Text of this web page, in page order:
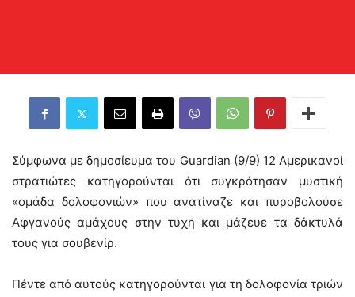
Σύμφωνα με δημοσίευμα του Guardian (9/9) 12 Αμερικανοί
στρατιώτες κατηγορούνται ότι συγκρότησαν μυστική
«ομάδα δολοφονιών» που ανατίναζε και πυροβολούσε
Αφγανούς αμάχους στην τύχη και μάζευε τα δάκτυλά
τους για σουβενίρ.
Πέντε από αυτούς κατηγορούνται για τη δολοφονία τριών